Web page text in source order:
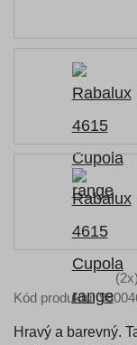
(2x)
Kód produktu:
Hravý a barevný.